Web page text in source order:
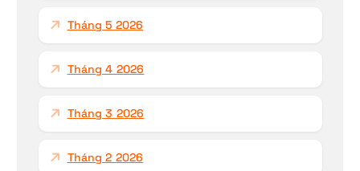
Tháng 5 2026
Tháng 4 2026
Tháng 3 2026
Tháng 2 2026